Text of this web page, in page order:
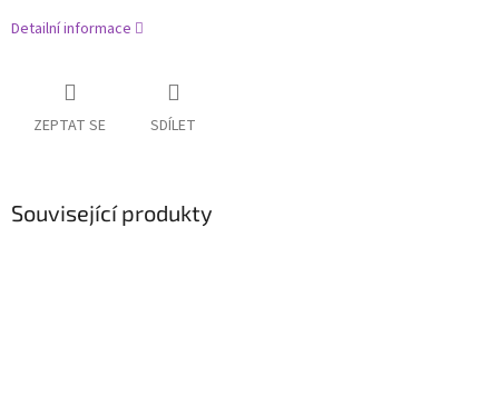
Detailní informace
ZEPTAT SE SDÍLET
Související produkty